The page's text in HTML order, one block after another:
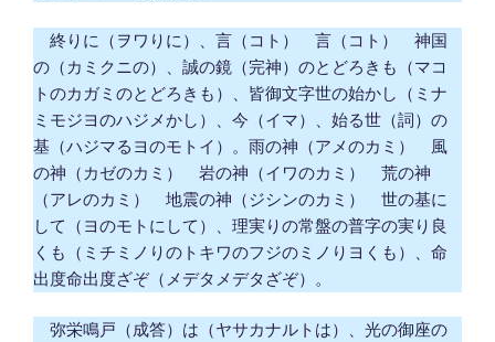
終りに（ヲワりに）、言（コト） 言（コト） 神国
の（カミクニの）、誠の鏡（完神）のとどろきも（マコ
トのカガミのとどろきも）、皆御文字世の始かし（ミナ
ミモジヨのハジメかし）、今（イマ）、始る世（詞）の
基（ハジマるヨのモトイ）。雨の神（アメのカミ） 風
の神（カゼのカミ） 岩の神（イワのカミ） 荒の神
（アレのカミ） 地震の神（ジシンのカミ） 世の基に
して（ヨのモトにして）、理実りの常盤の普字の実り良
くも（ミチミノりのトキワのフジのミノりヨくも）、命
出度命出度ざぞ（メデタメデタざぞ）。
弥栄鳴戸（成答）は（ヤサカナルトは）、光の御座の